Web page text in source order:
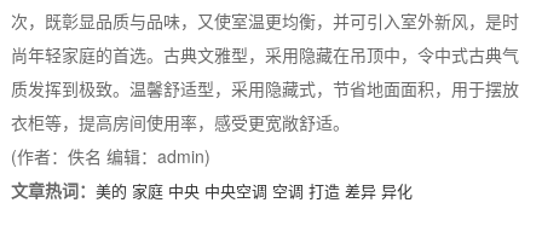
次，既彰显品质与品味，又使室温更均衡，并可引入室外新风，是时
尚年轻家庭的首选。古典文雅型，采用隐藏在吊顶中，令中式古典气
质发挥到极致。温馨舒适型，采用隐藏式，节省地面面积，用于摆放
衣柜等，提高房间使用率，感受更宽敞舒适。
(作者：佚名 编辑：admin)
文章热词： 美的 家庭 中央 中央空调 空调 打造 差异 异化